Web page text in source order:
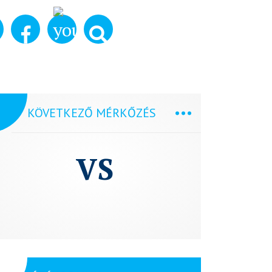
KÖVETKEZŐ MÉRKŐZÉS
VS